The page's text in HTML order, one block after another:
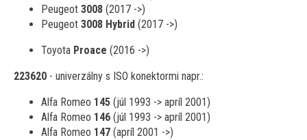
Peugeot 3008 (2017 ->)
Peugeot 3008 Hybrid (2017 ->)
Toyota Proace (2016 ->)
223620 - univerzálny s ISO konektormi napr.:
Alfa Romeo 145 (júl 1993 -> apríl 2001)
Alfa Romeo 146 (júl 1993 -> apríl 2001)
Alfa Romeo 147 (apríl 2001 ->)